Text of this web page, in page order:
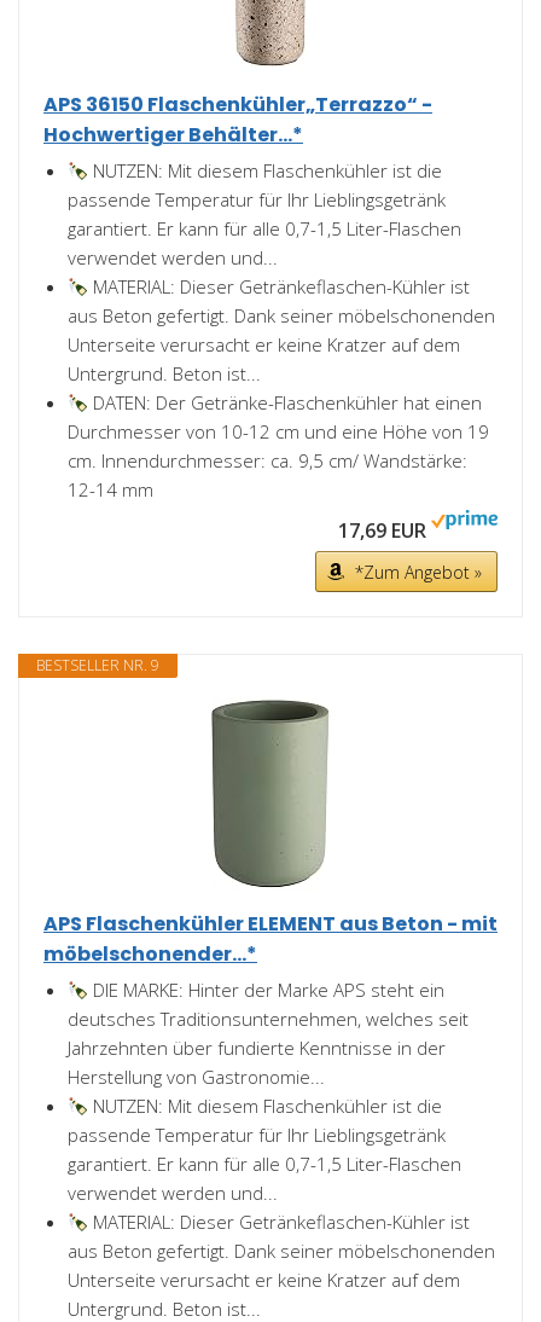
APS 36150 Flaschenkühler„Terrazzo“ -
Hochwertiger Behälter...*
NUTZEN: Mit diesem Flaschenkühler ist die
passende Temperatur für Ihr Lieblingsgetränk
garantiert. Er kann für alle 0,7-1,5 Liter-Flaschen
verwendet werden und...
MATERIAL: Dieser Getränkeflaschen-Kühler ist
aus Beton gefertigt. Dank seiner möbelschonenden
Unterseite verursacht er keine Kratzer auf dem
Untergrund. Beton ist...
DATEN: Der Getränke-Flaschenkühler hat einen
Durchmesser von 10-12 cm und eine Höhe von 19
cm. Innendurchmesser: ca. 9,5 cm/ Wandstärke:
12-14 mm
17,69 EUR
*Zum Angebot »
BESTSELLER NR. 9
APS Flaschenkühler ELEMENT aus Beton - mit
möbelschonender...*
DIE MARKE: Hinter der Marke APS steht ein
deutsches Traditionsunternehmen, welches seit
Jahrzehnten über fundierte Kenntnisse in der
Herstellung von Gastronomie...
NUTZEN: Mit diesem Flaschenkühler ist die
passende Temperatur für Ihr Lieblingsgetränk
garantiert. Er kann für alle 0,7-1,5 Liter-Flaschen
verwendet werden und...
MATERIAL: Dieser Getränkeflaschen-Kühler ist
aus Beton gefertigt. Dank seiner möbelschonenden
Unterseite verursacht er keine Kratzer auf dem
Untergrund. Beton ist...